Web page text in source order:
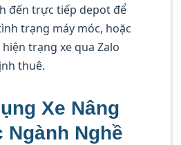
đến trực tiếp depot để
trạng máy móc, hoặc
trạng xe qua Zalo
thuê.
Xe Nâng
Ngành Nghề